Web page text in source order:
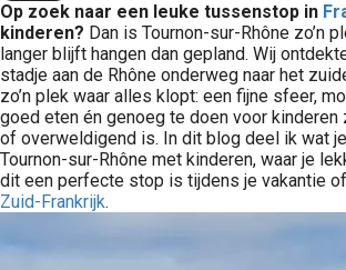
Op zoek naar een leuke tussenstop in
kinderen? Dan is Tournon-sur-Rhône zo’n
langer blijft hangen dan gepland. Wij
stadje aan de Rhône onderweg naar het
zo’n plek waar alles klopt: een fijne sfeer,
goed eten én genoeg te doen voor kinderen
of overweldigend is. In dit blog deel ik wat
Tournon-sur-Rhône met kinderen, waar je
dit een perfecte stop is tijdens je vakantie
Zuid-Frankrijk.